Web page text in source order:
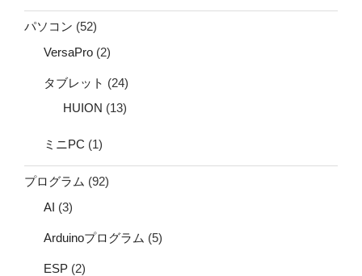
パソコン (52)
VersaPro (2)
タブレット (24)
HUION (13)
ミニPC (1)
プログラム (92)
AI (3)
Arduinoプログラム (5)
ESP (2)